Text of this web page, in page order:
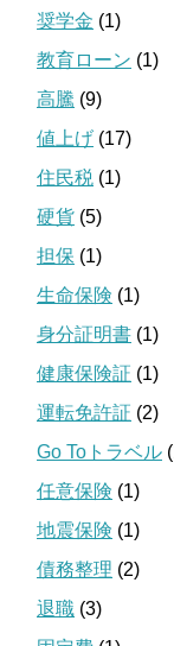
奨学金 (1)
教育ローン (1)
高騰 (9)
値上げ (17)
住民税 (1)
硬貨 (5)
担保 (1)
生命保険 (1)
身分証明書 (1)
健康保険証 (1)
運転免許証 (2)
Go Toトラベル
任意保険 (1)
地震保険 (1)
債務整理 (2)
退職 (3)